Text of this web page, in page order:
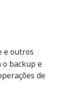
e outros
o backup e
de